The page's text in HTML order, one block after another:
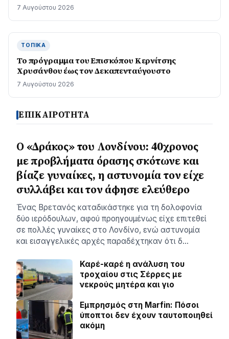
7 Αυγούστου 2026
ΤΟΠΙΚΆ
Το πρόγραμμα του Επισκόπου Κερνίτσης
Χρυσάνθου έως τον Δεκαπενταύγουστο
7 Αυγούστου 2026
ΕΠΙΚΑΙΡΟΤΗΤΑ
Ο «Δράκος» του Λονδίνου: 40χρονος
με προβλήματα όρασης σκότωνε και
βίαζε γυναίκες, η αστυνομία τον είχε
συλλάβει και τον άφησε ελεύθερο
Ένας Βρετανός καταδικάστηκε για τη δολοφονία
δύο ιερόδουλων, αφού προηγουμένως είχε επιτεθεί
σε πολλές γυναίκες στο Λονδίνο, ενώ αστυνομία
και εισαγγελικές αρχές παραδέχτηκαν ότι δ…
Καρέ-καρέ η ανάλυση του
τροχαίου στις Σέρρες με
νεκρούς μητέρα και γιο
Εμπρησμός στη Marfin: Πόσοι
ύποπτοι δεν έχουν ταυτοποιηθεί
ακόμη